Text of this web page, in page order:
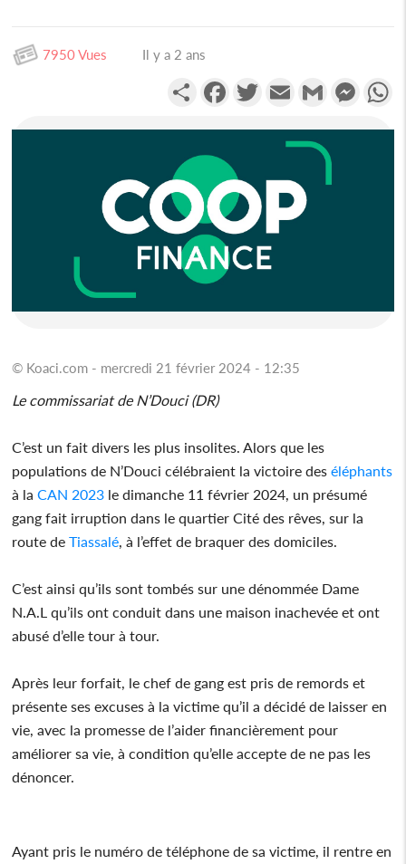
7950 Vues Il y a 2 ans
PartagerFacebookTwitterEmail Gmail
© Koaci.com - mercredi 21 février 2024 - 12:35
Le commissariat de N’Douci (DR)
C’est un fait divers les plus insolites. Alors que les
populations de N’Douci célébraient la victoire deséléphants
à laCAN 2023 le dimanche 11 février 2024, un présumé
gang fait irruption dans le quartier Cité des rêves, sur la
route deTiassalé , à l’effet de braquer des domiciles.
C’est ainsi qu’ils sont tombés sur une dénommée Dame
N.A.L qu’ils ont conduit dans une maison inachevée et ont
abusé d’elle tour à tour.
Après leur forfait, le chef de gang est pris de remords et
présente ses excuses à la victime qu’il a décidé de laisser en
vie, avec la promesse de l’aider financièrement pour
améliorer sa vie, à condition qu’elle accepte de ne pas les
dénoncer.
Ayant pris le numéro de téléphone de sa victime, il rentre en